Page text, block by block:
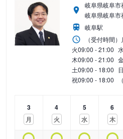
岐阜県岐阜市
岐阜県岐阜市
岐阜駅
（受付時間）
火09:00 - 21:00
木09:00 - 21:00
土09:00 - 18:00
祝09:00 - 18:00
3
月
4
火
5
水
6
木